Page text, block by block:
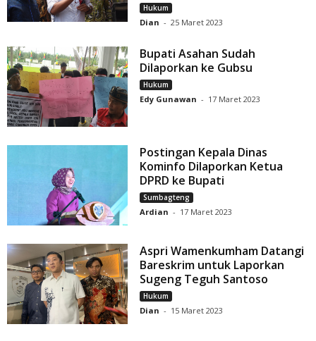
Hukum
Dian - 25 Maret 2023
Bupati Asahan Sudah
Dilaporkan ke Gubsu
Hukum
Edy Gunawan - 17 Maret 2023
Postingan Kepala Dinas
Kominfo Dilaporkan Ketua
DPRD ke Bupati
Sumbagteng
Ardian - 17 Maret 2023
Aspri Wamenkumham Datangi
Bareskrim untuk Laporkan
Sugeng Teguh Santoso
Hukum
Dian - 15 Maret 2023